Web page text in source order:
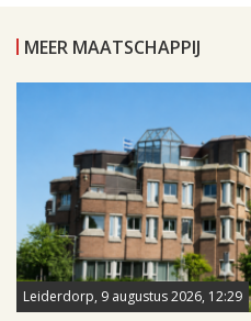
MEER MAATSCHAPPIJ
Leiderdorp, 9 augustus 2026, 12:29